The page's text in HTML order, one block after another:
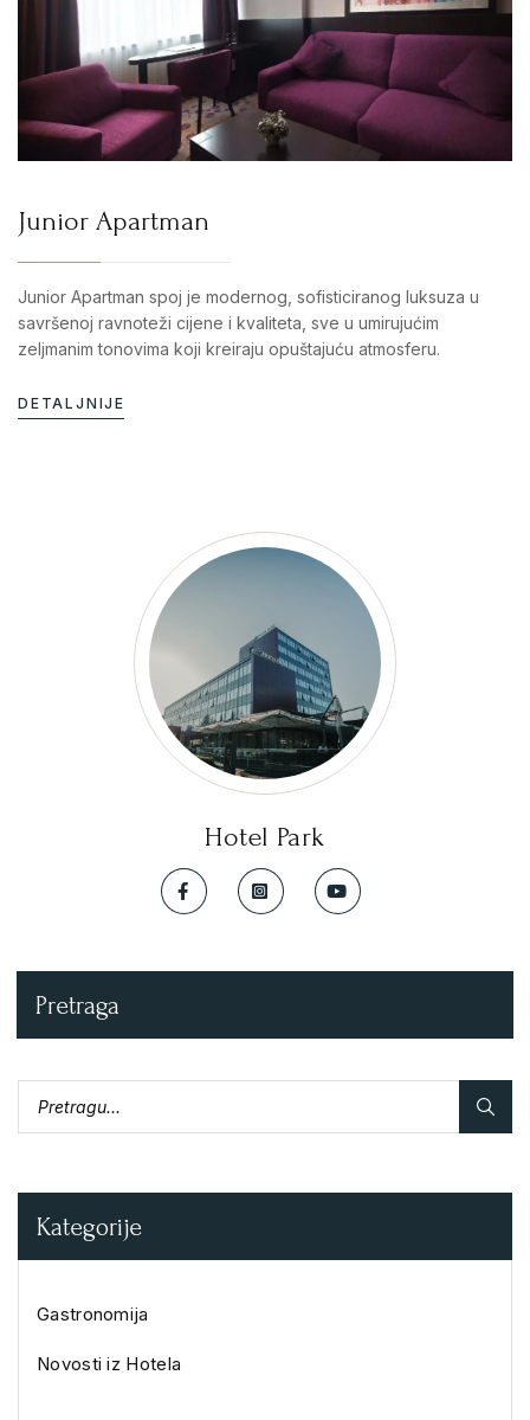
Junior Apartman
Junior Apartman spoj je modernog, sofisticiranog luksuza u
savršenoj ravnoteži cijene i kvaliteta, sve u umirujućim
zeljmanim tonovima koji kreiraju opuštajuću atmosferu.
DETALJNIJE
Hotel Park
Pretraga
Kategorije
Gastronomija
Novosti iz Hotela